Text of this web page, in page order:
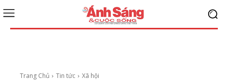
Trang Chủ Tin tức Xã hội